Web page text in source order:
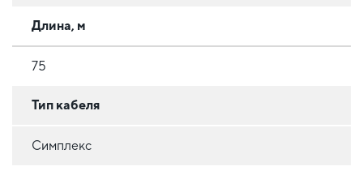
Длина, м
75
Тип кабеля
Симплекс